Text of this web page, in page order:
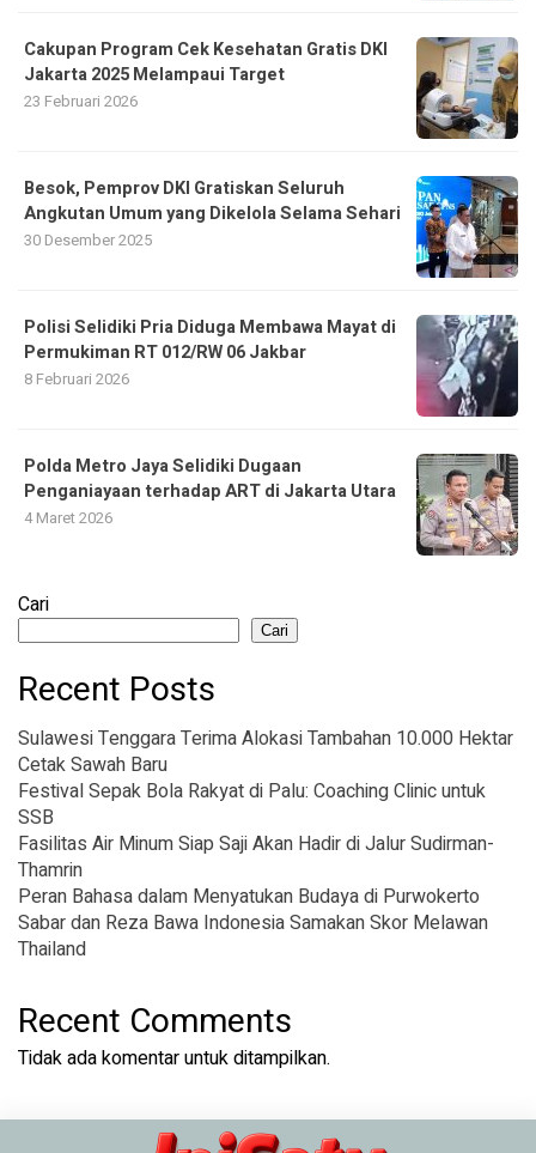
Cakupan Program Cek Kesehatan Gratis DKI
Jakarta 2025 Melampaui Target
23 Februari 2026
Besok, Pemprov DKI Gratiskan Seluruh
Angkutan Umum yang Dikelola Selama Sehari
30 Desember 2025
Polisi Selidiki Pria Diduga Membawa Mayat di
Permukiman RT 012/RW 06 Jakbar
8 Februari 2026
Polda Metro Jaya Selidiki Dugaan
Penganiayaan terhadap ART di Jakarta Utara
4 Maret 2026
Cari
Cari
Recent Posts
Sulawesi Tenggara Terima Alokasi Tambahan 10.000 Hektar
Cetak Sawah Baru
Festival Sepak Bola Rakyat di Palu: Coaching Clinic untuk
SSB
Fasilitas Air Minum Siap Saji Akan Hadir di Jalur Sudirman-
Thamrin
Peran Bahasa dalam Menyatukan Budaya di Purwokerto
Sabar dan Reza Bawa Indonesia Samakan Skor Melawan
Thailand
Recent Comments
Tidak ada komentar untuk ditampilkan.